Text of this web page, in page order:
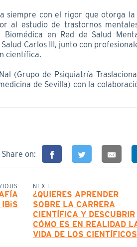
siempre con el rigor que otorga
al estudio de trastornos
Biomédica en Red de Salud
Carlos III, junto con
científica.
(Grupo de Psiquiatría
de Sevilla) con la
Share on:
IBiS
NEXT
¿QUIERES APRENDER
SOBRE LA CARRERA
CIENTÍFICA Y DESCUBRIR
CÓMO ES EN REALIDAD
VIDA DE LOS